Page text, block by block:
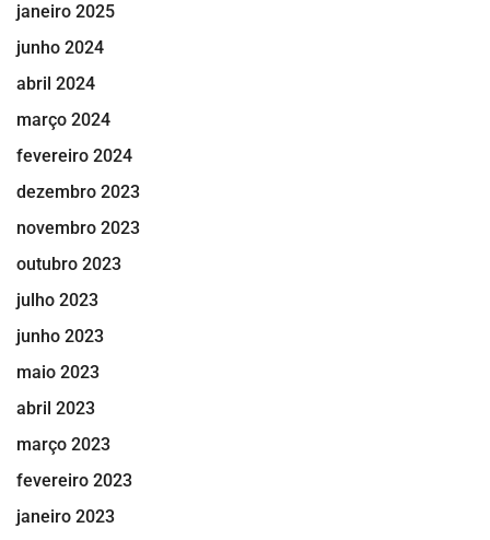
janeiro 2025
junho 2024
abril 2024
março 2024
fevereiro 2024
dezembro 2023
novembro 2023
outubro 2023
julho 2023
junho 2023
maio 2023
abril 2023
março 2023
fevereiro 2023
janeiro 2023